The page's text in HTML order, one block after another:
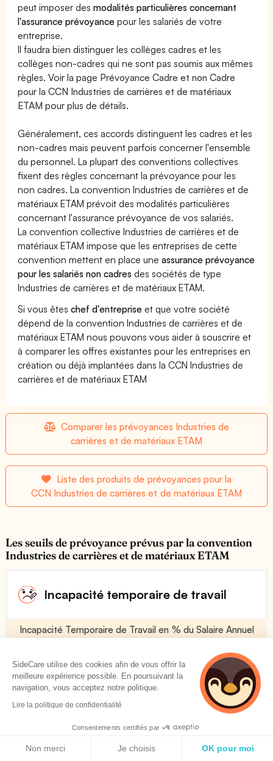
peut imposer desmodalités particulières concernant
l'assurance prévoyance pour les salariés de votre
entreprise.
Il faudra bien distinguer les collèges cadres et les
collèges non-cadres qui ne sont pas soumis aux mêmes
règles. Voir la page Prévoyance Cadre et non Cadre
pour la CCN Industries de carrières et de matériaux
ETAM pour plus de détails.
Généralement, ces accords distinguent les cadres et les
non-cadres mais peuvent parfois concerner l'ensemble
du personnel. La plupart des conventions collectives
fixent des règles concernant la prévoyance pour les
non cadres. La convention Industries de carrières et de
matériaux ETAM prévoit des modalités particulières
concernant l'assurance prévoyance de vos salariés.
La convention collective Industries de carrières et de
matériaux ETAM impose que les entreprises de cette
convention mettent en place uneassurance prévoyance
pour les salariés non cadres des sociétés de type
Industries de carrières et de matériaux ETAM.
Si vous êteschef d'entreprise et que votre société
dépend de la convention Industries de carrières et de
matériaux ETAM nous pouvons vous aider à souscrire et
à comparer les offres existantes pour les entreprises en
création ou déjà implantées dans la CCN Industries de
carrières et de matériaux ETAM
Comparer les prévoyances Industries de
carrières et de matériaux ETAM
Liste des produits de prévoyances pour la
CCN Industries de carrières et de matériaux ETAM
Les seuils de prévoyance prévus par la convention
Industries de carrières et de matériaux ETAM
Incapacité temporaire de travail
Incapacité Temporaire de Travail en % du Salaire Annuel
Voir plus
Franchise en Jours
SideCare utilise des cookies afin de vous offrir la
meilleure expérience possible. En poursuivant la
navigation, vous acceptez notre politique.
Lire la politique de confidentialité
Consentements certifiés par
Non merci Je choisis OK pour moi